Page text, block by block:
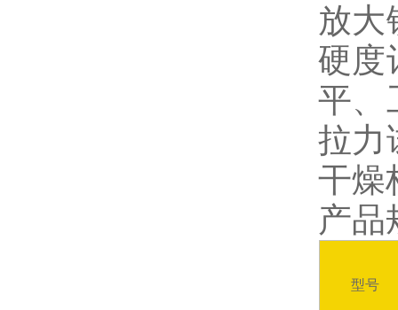
放大
硬度
平、
拉力
干燥
产品
型号